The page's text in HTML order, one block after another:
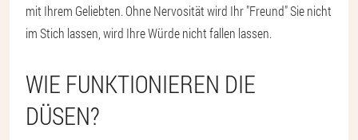
mit Ihrem Geliebten. Ohne Nervosität wird Ihr "Freund" Sie nicht
im Stich lassen, wird Ihre Würde nicht fallen lassen.
WIE FUNKTIONIEREN DIE
DÜSEN?